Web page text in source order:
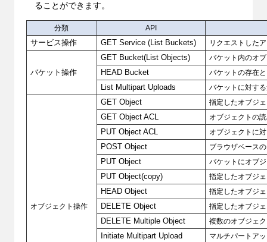
ることができます。
分類 API
サービス操作 GET Service (List Buckets) リクエストした
バケット操作
GET Bucket(List Objects)
バケット内のオ
HEAD Bucket
バケットの存在
List Multipart Uploads
バケットに対す
オブジェクト操作
GET Object
指定したオブジ
GET Object ACL
オブジェクトの
PUT Object ACL
オブジェクトに
POST Object
ブラウザベース
PUT Object
バケットにオブ
PUT Object(copy)
指定したオブジ
HEAD Object
指定したオブジ
DELETE Object
指定したオブジ
DELETE Multiple Object
複数のオブジェ
Initiate Multipart Upload
マルチパートア